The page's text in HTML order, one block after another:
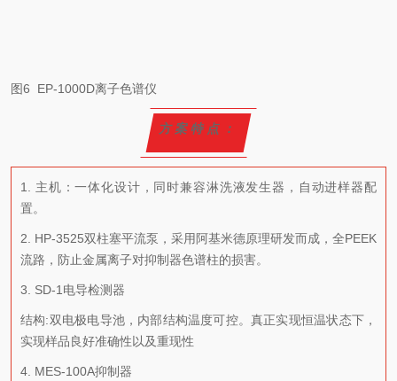
图6 EP-1000D离子色谱仪
方案特点：
1. 主机：一体化设计，同时兼容淋洗液发生器，自动进样器配
置。
2. HP-3525双柱塞平流泵，采用阿基米德原理研发而成，全PEEK
流路，防止金属离子对抑制器色谱柱的损害。
3. SD-1电导检测器
结构:双电极电导池，内部结构温度可控。真正实现恒温状态下，
实现样品良好准确性以及重现性
4. MES-100A抑制器